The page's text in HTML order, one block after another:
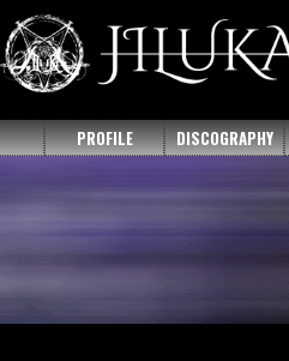
PROFILE DISCOGRAPHY